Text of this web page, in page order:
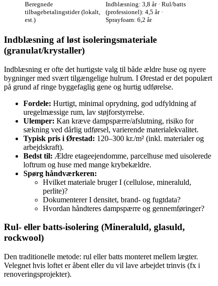
Beregnede
tilbagebetalingstider (lokalt,
est.)
Indblæsning: 3,8 år · Rul/batts
(professionel): 4,5 år ·
Sprayfoam: 6,2 år
Indblæsning af løst isoleringsmateriale
(granulat/krystaller)
Indblæsning er ofte det hurtigste valg til både ældre huse og nyere
bygninger med svært tilgængelige hulrum. I Ørestad er det populært
på grund af ringe byggefaglig gene og hurtig udførelse.
Fordele: Hurtigt, minimal oprydning, god udfyldning af
uregelmæssige rum, lav støjforstyrrelse.
Ulemper: Kan kræve dampspærre/afslutning, risiko for
sækning ved dårlig udførsel, varierende materialekvalitet.
Typisk pris i Ørestad: 120–300 kr./m² (inkl. materialer og
arbejdskraft).
Bedst til: Ældre etageejendomme, parcelhuse med uisolerede
loftrum og huse med mange krybekældre.
Spørg håndværkeren:
Hvilket materiale bruger I (cellulose, mineraluld,
perlite)?
Dokumenterer I densitet, brand- og fugtdata?
Hvordan håndteres dampspærre og gennemføringer?
Rul- eller batts‑isolering (Mineraluld, glasuld,
rockwool)
Den traditionelle metode: rul eller batts monteret mellem lægter.
Velegnet hvis loftet er åbent eller du vil lave arbejdet trinvis (fx i
renove­ringsprojekter).